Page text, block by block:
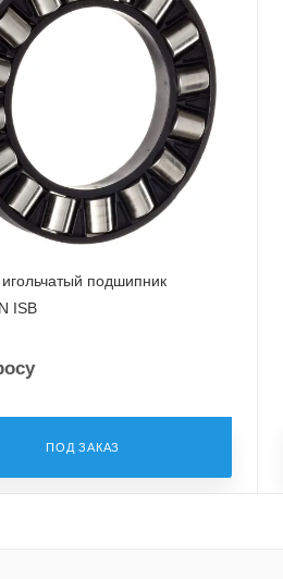
подшипник
ISB
ПОД ЗАКАЗ